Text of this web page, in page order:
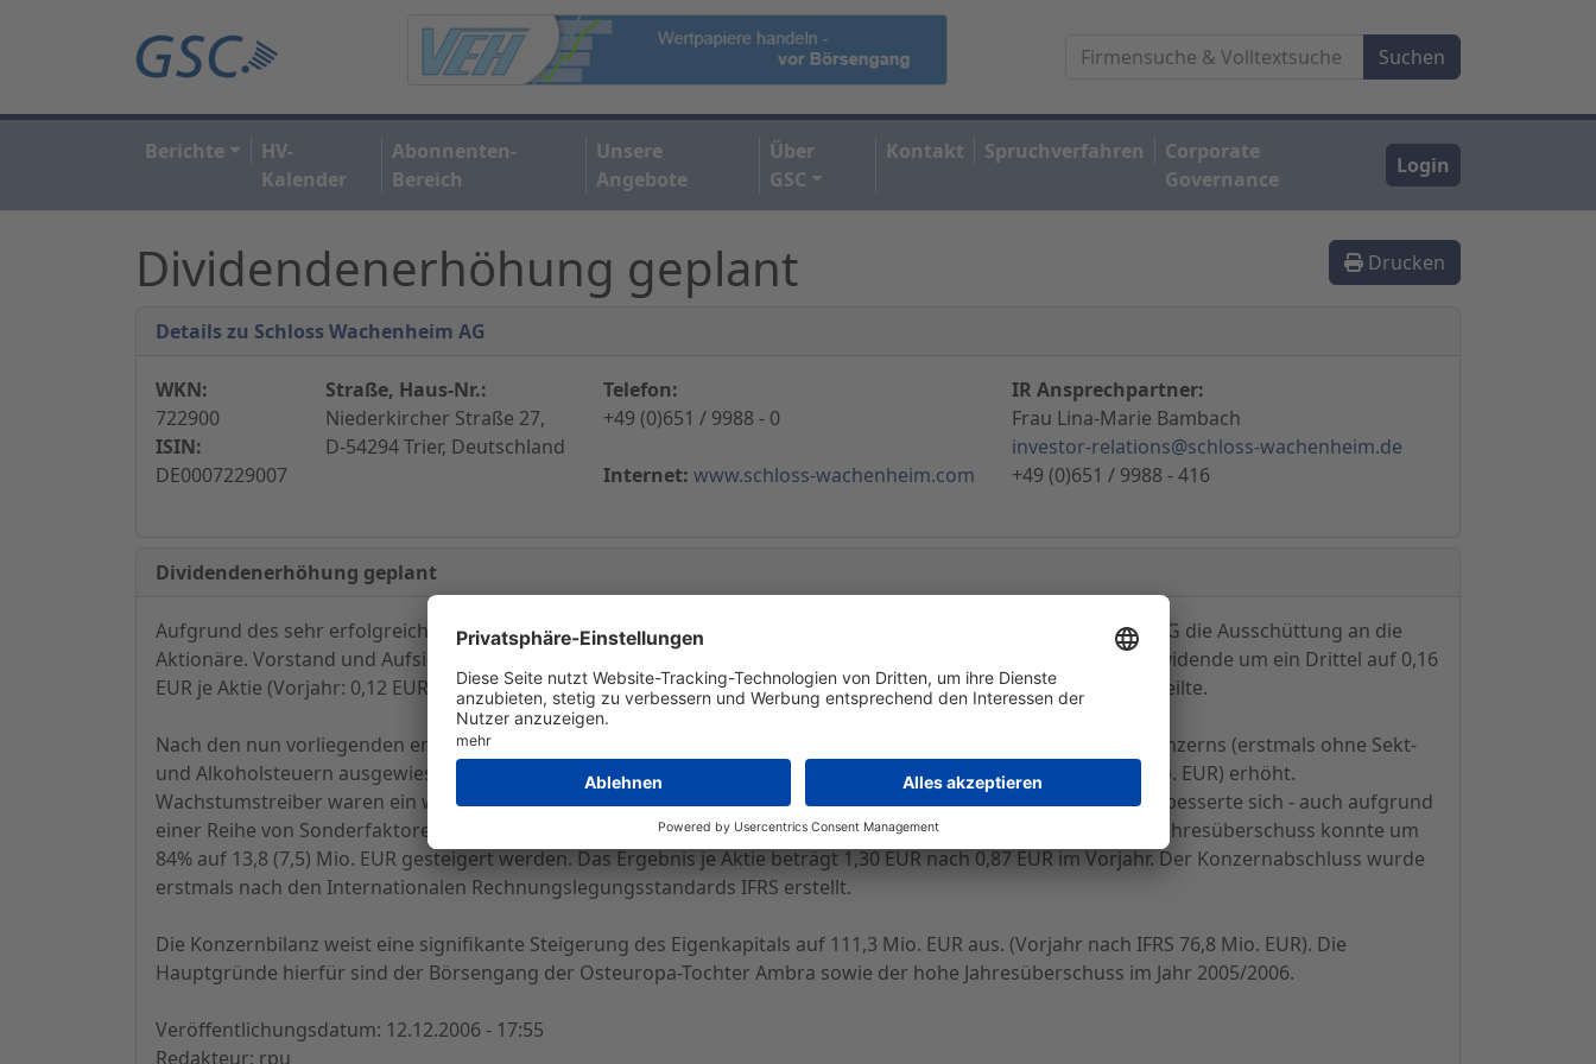
Berichte
HV-
Kalender
Abonnenten-
Bereich
Unsere
Angebote
Über
GSC
Kontakt Spruchverfahren
Corporate
Governance
Login
Drucken
Dividendenerhöhung geplant
Details zu Schloss Wachenheim AG
WKN:
722900
ISIN:
DE0007229007
Straße, Haus-Nr.:
Niederkircher Straße 27,
D-54294 Trier, Deutschland
Telefon:
+49 (0)651 / 9988 - 0
Internet: www.schloss-wachenheim.com
IR Ansprechpartner:
Frau Lina-Marie Bambach
investor-relations@schloss-wachenheim.de
+49 (0)651 / 9988 - 416
Dividendenerhöhung geplant
Aufgrund des sehr erfolgreichen Geschäftsjahrs 2005/2006 (30.6.) erhöht die Sektkellerei Schloss Wachenheim AG die Ausschüttung an die
Aktionäre. Vorstand und Aufsichtsrat werden der Hauptversammlung am 7. Februar 2007 eine Anhebung der Dividende um ein Drittel auf 0,16
EUR je Aktie (Vorjahr: 0,12 EUR) vorschlagen, wie das Sekthaus nach einer Aufsichtsratssitzung am Dienstag mitteilte.
Nach den nun vorliegenden endgültigen Zahlen haben sich die Netto-Umsatzerlöse des Schloss Wachenheim Konzerns (erstmals ohne Sekt-
und Alkoholsteuern ausgewiesen) im abgelaufenen Geschäftsjahr um 2,3% auf 259,7 Mio. EUR (Vorjahr 253,8 Mio. EUR) erhöht.
Wachstumstreiber waren ein weiteres Mal die EURpäischen Auslandsmärkte. Das Ergebnis vor Steuern (EBT) verbesserte sich - auch aufgrund
einer Reihe von Sonderfaktoren und außerordentlichen Erträgen - um 82% auf 17,5 (9,6) Mio. EUR. Der Konzernjahresüberschuss konnte um
84% auf 13,8 (7,5) Mio. EUR gesteigert werden. Das Ergebnis je Aktie beträgt 1,30 EUR nach 0,87 EUR im Vorjahr. Der Konzernabschluss wurde
erstmals nach den Internationalen Rechnungslegungsstandards IFRS erstellt.
Die Konzernbilanz weist eine signifikante Steigerung des Eigenkapitals auf 111,3 Mio. EUR aus. (Vorjahr nach IFRS 76,8 Mio. EUR). Die
Hauptgründe hierfür sind der Börsengang der Osteuropa-Tochter Ambra sowie der hohe Jahresüberschuss im Jahr 2005/2006.
Veröffentlichungsdatum: 12.12.2006 - 17:55
Redakteur: rpu